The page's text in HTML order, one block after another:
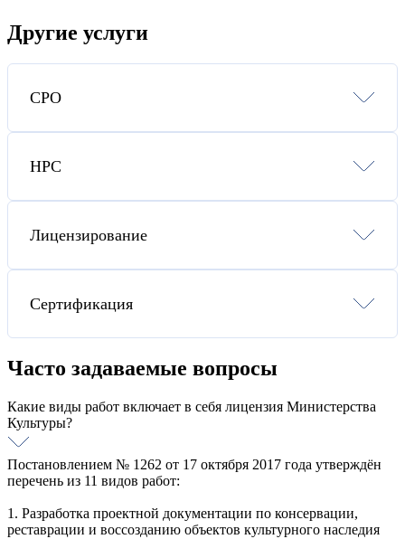
Другие услуги
СРО
СРО на опасные виды работ
Специалисты НРС для СРО
Повышение квалификации для СРО
НРС
Подбор специалистов для подачи в НРС
Лицензирование
Атомная лицензия Ростехнадзора
Лицензия на Взрывчатые материалы
Лицензия на эксплуатацию ОПО
Сертификация
Сертификат ISO 14001
Сертификат ISO 22000
Сертификат ISO 27001
Сертификат ISO 45001
Сертификат ISO 13485
Часто задаваемые вопросы
Какие виды работ включает в себя лицензия Министерства
Культуры?
Постановлением № 1262 от 17 октября 2017 года утверждён
перечень из 11 видов работ:
1. Разработка проектной документации по консервации,
реставрации и воссозданию объектов культурного наследия